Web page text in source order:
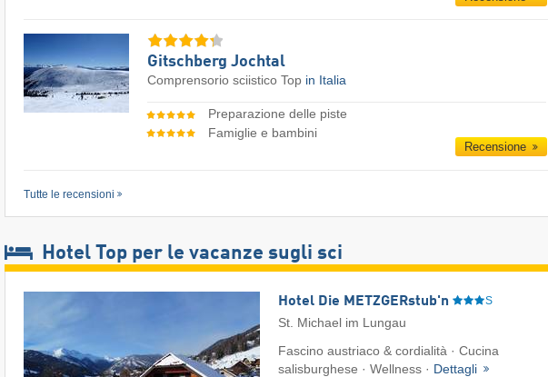
Gitschberg Jochtal
Comprensorio sciistico Top in Italia
Preparazione delle piste
Famiglie e bambini
Recensione
Tutte le recensioni
Hotel Top per le vacanze sugli sci
Hotel Die METZGERstub'n S
St. Michael im Lungau
Fascino austriaco & cordialità · Cucina
salisburghese · Wellness · Dettagli